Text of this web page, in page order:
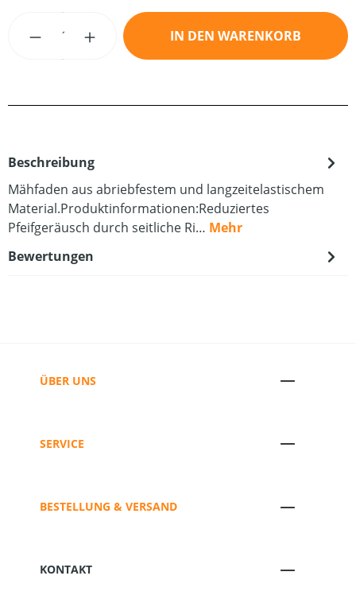
Produkt Anzahl: Gib den gewünschten
IN DEN WARENKORB
Beschreibung
Mähfaden aus abriebfestem und langzeitelastischem
Material.Produktinformationen:Reduziertes
Pfeifgeräusch durch seitliche Ri… Mehr
Bewertungen
ÜBER UNS
SERVICE
BESTELLUNG & VERSAND
KONTAKT